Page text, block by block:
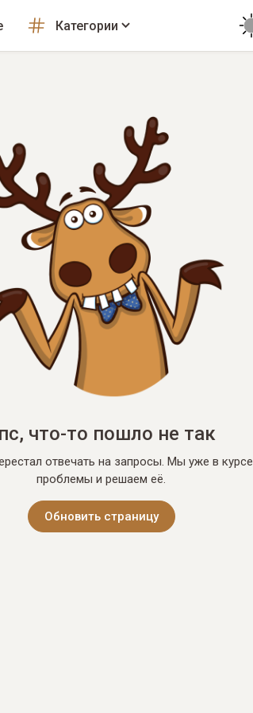
Категории
что-то пошло не так
отвечать на запросы. Мы уже в курсе
проблемы и решаем её.
Обновить страницу